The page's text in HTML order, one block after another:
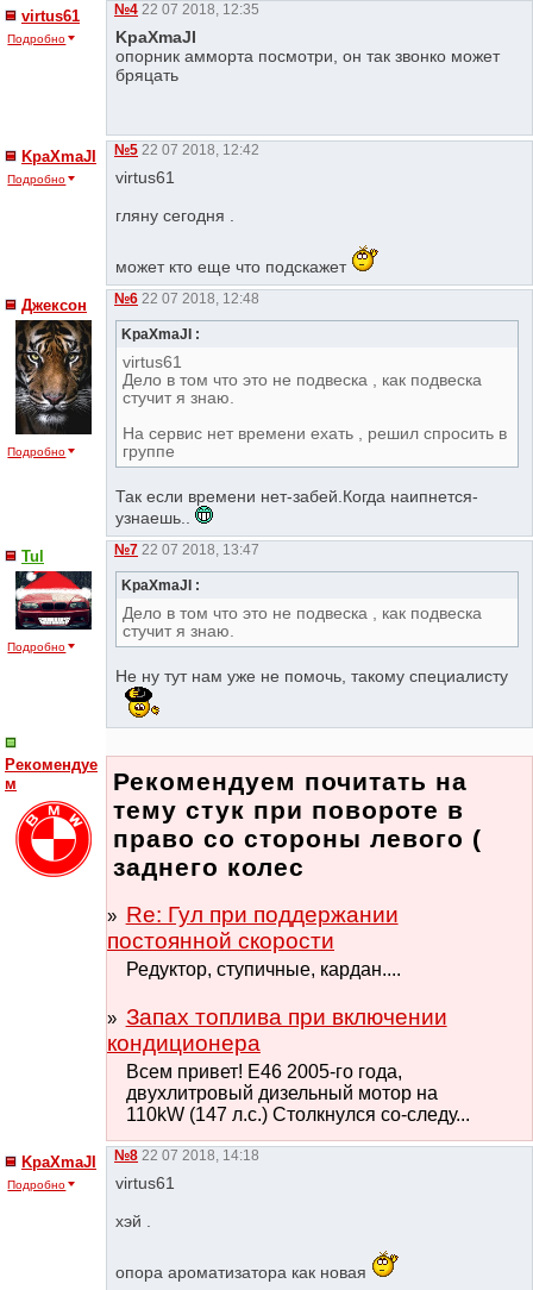
virtus61
Подробно
№4 22 07 2018, 12:35
KpaXmaJI
опорник амморта посмотри, он так звонко может
бряцать
KpaXmaJI
Подробно
№5 22 07 2018, 12:42
virtus61
гляну сегодня .
может кто еще что подскажет
Джексон
Подробно
№6 22 07 2018, 12:48
KpaXmaJI :
virtus61
Дело в том что это не подвеска , как подвеска
стучит я знаю.
На сервис нет времени ехать , решил спросить в
группе
Так если времени нет-забей.Когда наипнется-
узнаешь..
Tul
Подробно
№7 22 07 2018, 13:47
KpaXmaJI :
Дело в том что это не подвеска , как подвеска
стучит я знаю.
Не ну тут нам уже не помочь, такому специалисту
Рекомендуе
м
Рекомендуем почитать на
тему стук при повороте в
право со стороны левого (
заднего колес
Re: Гул при поддержании
постоянной скорости
Редуктор, ступичные, кардан....
Запах топлива при включении
кондиционера
Всем привет! Е46 2005-го года,
двухлитровый дизельный мотор на
110kW (147 л.с.) Столкнулся со-следу...
KpaXmaJI
Подробно
№8 22 07 2018, 14:18
virtus61
хэй .
опора ароматизатора как новая